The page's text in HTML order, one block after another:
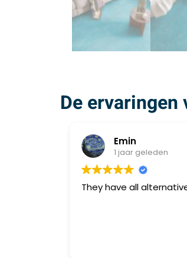
De ervaringen
Emin
1 jaar geleden
They have all alternatives for